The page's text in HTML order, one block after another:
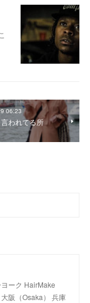
06:23
われてる所
ーク HairMake
阪（Osaka） 兵庫